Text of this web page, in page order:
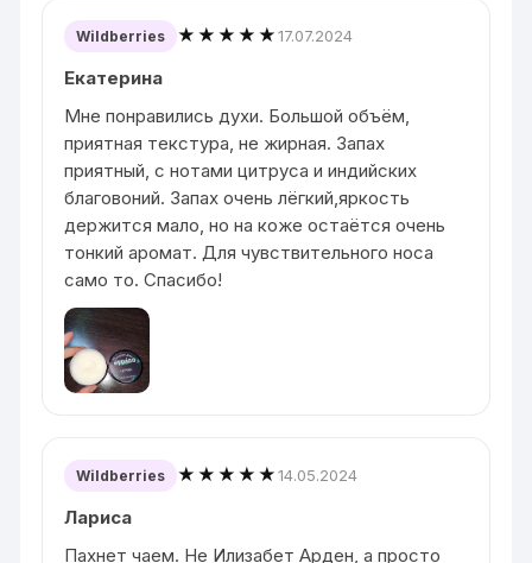
Wildberries ★★★★★17.07.2024
Екатерина
Мне понравились духи. Большой объём,
приятная текстура, не жирная. Запах
приятный, с нотами цитруса и индийских
благовоний. Запах очень лёгкий,яркость
держится мало, но на коже остаётся очень
тонкий аромат. Для чувствительного носа
само то. Спасибо!
Wildberries ★★★★★14.05.2024
Лариса
Пахнет чаем. Не Илизабет Арден, а просто